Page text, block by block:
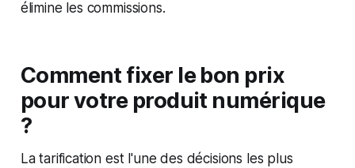
élimine les commissions.
Comment fixer le bon prix
pour votre produit numérique
?
La tarification est l'une des décisions les plus